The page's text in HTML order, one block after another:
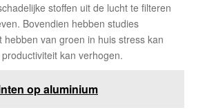
stoffen uit de lucht te filteren
Bovendien hebben studies
hebben van groen in huis stress kan
kan verhogen.
op aluminium